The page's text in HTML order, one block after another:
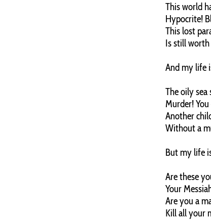
This world
Hypocrite!
This lost
Is still
And my life
The oily sea
Murder!
Another
Without a
But my life
Are these
Your
Are you a
Kill all your